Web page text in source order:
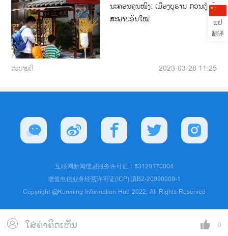
ໃສ່ຄຳຄິດເຫັນ 0
ນະຄອນຄຸນໝິງ: ເມືອງບູຮານ ກວນຕູ້ ມີ
ສະພາບອັນໃໝ່
ສະບາຍດີ 2023-03-28 11:25
互联网新闻信息服务许可证：53120170004
增值电信业务经营许可证(ICP):滇B2-20090009-1
Copyright @Kunming Information Hub 2022. All Rights Reserved
ແປ
翻译